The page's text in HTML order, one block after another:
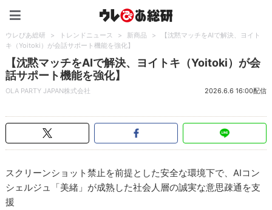
ウレぴあ総研 > トレンドニュース > 新商品 >
【沈黙マッチをAIで解決、ヨイト
キ（Yoitoki）が会話サポート機能を強化】
【沈黙マッチをAIで解決、ヨイトキ（Yoitoki）が会
話サポート機能を強化】
OLA PARTY JAPAN株式会社 2026.6.6 16:00配信
スクリーンショット禁止を前提とした安全な環境下で、AIコン
シェルジュ「美緒」が成熟した社会人層の誠実な意思疎通を支
援